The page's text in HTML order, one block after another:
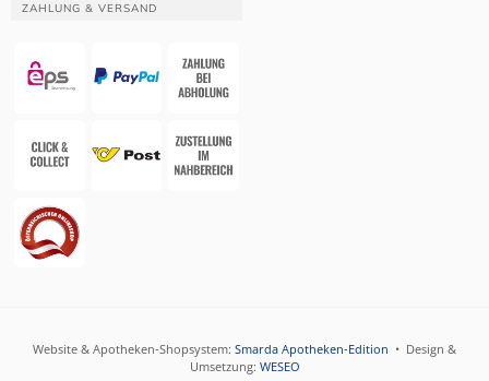
ZAHLUNG & VERSAND
Website & Apotheken-Shopsystem: Smarda Apotheken-Edition • Design &
Umsetzung: WESEO